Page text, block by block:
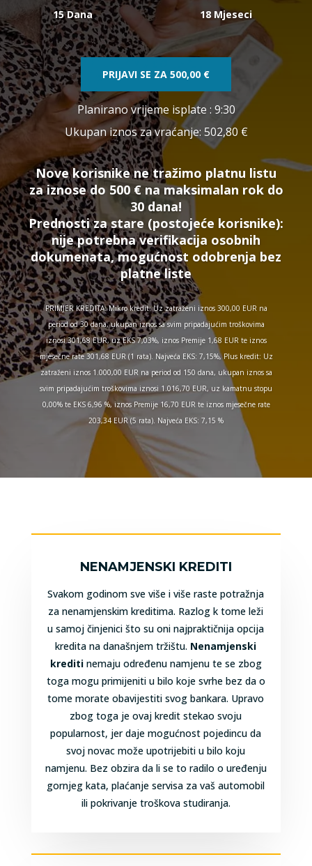
15 Dana 18 Mjeseci
PRIJAVI SE ZA 500,00 €
Planirano vrijeme isplate : 9:30
Ukupan iznos za vraćanje: 502,80 €
Nove korisnike ne tražimo platnu listu
za iznose do 500 € na maksimalan rok do
30 dana!
Prednosti za stare (postojeće korisnike):
nije potrebna verifikacija osobnih
dokumenata, mogućnost odobrenja bez
platne liste
PRIMJER KREDITA: Mikro kredit: Uz zatraženi iznos 300,00 EUR na
period od 30 dana, ukupan iznos sa svim pripadajućim troškovima
iznosi 301,68 EUR, uz EKS 7,03%, iznos Premije 1,68 EUR te iznos
mjesečne rate 301,68 EUR (1 rata). Najveća EKS: 7,15%, Plus kredit: Uz
zatraženi iznos 1.000,00 EUR na period od 150 dana, ukupan iznos sa
svim pripadajućim troškovima iznosi 1.016,70 EUR, uz kamatnu stopu
0,00% te EKS 6,96 %, iznos Premije 16,70 EUR te iznos mjesečne rate
203,34 EUR (5 rata). Najveća EKS: 7,15 %
NENAMJENSKI KREDITI
Svakom godinom sve više i više raste potražnja
za nenamjenskim kreditima. Razlog k tome leži
u samoj činjenici što su oni najpraktičnija opcija
kredita na današnjem tržištu. Nenamjenski
kreditinemaju određenu namjenu te se zbog
toga mogu primijeniti u bilo koje svrhe bez da o
tome morate obavijestiti svog bankara. Upravo
zbog toga je ovaj kredit stekao svoju
popularnost, jer daje mogućnost pojedincu da
svoj novac može upotrijebiti u bilo koju
namjenu. Bez obzira da li se to radilo o uređenju
gornjeg kata, plaćanje servisa za vaš automobil
ili pokrivanje troškova studiranja.